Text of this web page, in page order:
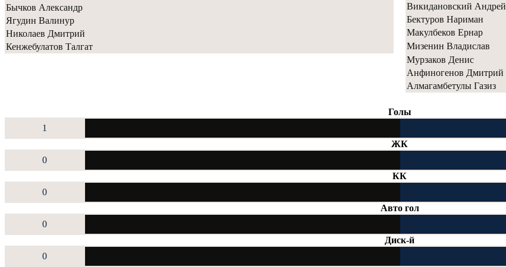
Бычков Александр
Ягудин Валинур
Николаев Дмитрий
Кенжебулатов Талгат
Викидановский Андрей
Бектуров Нариман
Макулбеков Ернар
Мизенин Владислав
Мурзаков Денис
Анфиногенов Дмитрий
Алмагамбетулы Газиз
Голы
1
ЖК
0
КК
0
Авто гол
0
Диск-й
0